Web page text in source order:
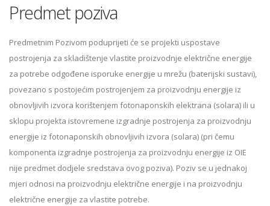
Predmet poziva
Predmetnim Pozivom poduprijeti će se projekti uspostave
postrojenja za skladištenje vlastite proizvodnje električne energije
za potrebe odgođene isporuke energije u mrežu (baterijski sustavi),
povezano s postojećim postrojenjem za proizvodnju energije iz
obnovljivih izvora korištenjem fotonaponskih elektrana (solara) ili u
sklopu projekta istovremene izgradnje postrojenja za proizvodnju
energije iz fotonaponskih obnovljivih izvora (solara) (pri čemu
komponenta izgradnje postrojenja za proizvodnju energije iz OIE
nije predmet dodjele sredstava ovog poziva). Poziv se u jednakoj
mjeri odnosi na proizvodnju električne energije i na proizvodnju
električne energije za vlastite potrebe.